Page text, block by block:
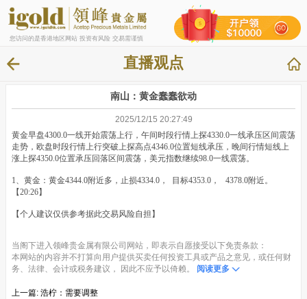
您访问的是香港地区网站 投资有风险 交易需谨慎
直播观点
南山：黄金蠢蠢欲动
2025/12/15 20:27:49
黄金早盘4300.0一线开始震荡上行，午间时段行情上探4330.0一线承压区间震荡
走势，欧盘时段行情上行突破上探高点4346.0位置短线承压，晚间行情短线上
涨上探4350.0位置承压回落区间震荡，美元指数继续98.0一线震荡。
1、黄金：黄金4344.0附近多，止损4334.0， 目标4353.0， 4378.0附近。
【20:26】
【个人建议仅供参考据此交易风险自担】
当阁下进入领峰贵金属有限公司网站，即表示自愿接受以下免责条款：
本网站的内容并不打算向用户提供买卖任何投资工具或产品之意见，或任何财
务、法律、会计或税务建议， 因此不应予以倚赖。
阅读更多
上一篇: 浩柠：需要调整